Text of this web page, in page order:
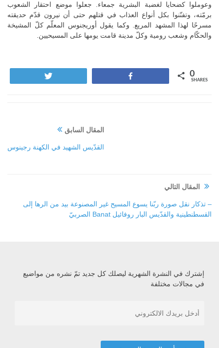
وعوملوا كضحايا لغضبة البشرية جمعاء. جعلوا موضع احتقار الشعوب
برمّته، وتفنّنوا بكل أنواع العذاب في قتلهم حتى أن نيرون قدّم حديقته
مسرحًا لهذا المشهد المريع. وكما يقول أوريجنوس المعلّم كلّ المشيخة
والحكّام وشعب رومية وكلّ مدينة قامت يومها على المسيحيين.
0
SHARES
المقال السابق
القدّيس الشهيد في الكهنة رجينوس
المقال التالي
– تذكار نقل صورة ربّنا يسوع المسيح غير المصنوعة بيد من الرها إلى
القسطنطينية والقدّيس البار روفائيل Banat الصربيّ
إشترك في النشرة الشهرية ليصلك كل جديد تمّ نشره من مواضيع
في مجالات مختلفة